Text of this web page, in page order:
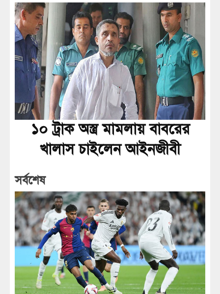
১০ ট্রাক অস্ত্র মামলায় বাবরের
খালাস চাইলেন আইনজীবী
সর্বশেষ